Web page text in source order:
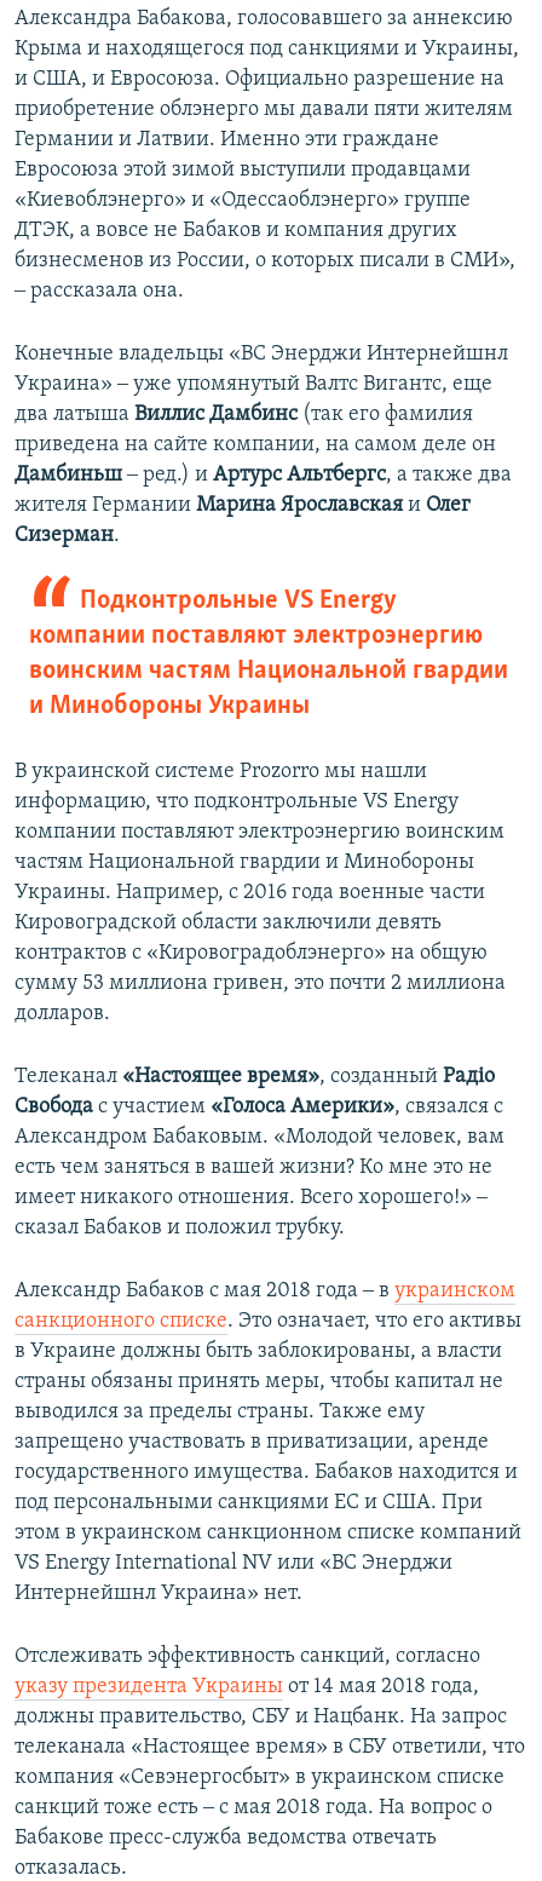
Александра Бабакова, голосовавшего за аннексию
Крыма и находящегося под санкциями и Украины,
и США, и Евросоюза. Официально разрешение на
приобретение облэнерго мы давали пяти жителям
Германии и Латвии. Именно эти граждане
Евросоюза этой зимой выступили продавцами
«Киевоблэнерго» и «Одессаоблэнерго» группе
ДТЭК, а вовсе не Бабаков и компания других
бизнесменов из России, о которых писали в СМИ»,
‒ рассказала она.
Конечные владельцы «ВС Энерджи Интернейшнл
Украина» ‒ уже упомянутый Валтс Вигантс, еще
два латыша Виллис Дамбинс(так его фамилия
приведена на сайте компании, на самом деле он
Дамбиньш‒ ред.) и Артурс Альтбергс, а также два
жителя Германии Марина Ярославская и Олег
Сизерман.
Подконтрольные VS Energy
компании поставляют электроэнергию
воинским частям Национальной гвардии
и Минобороны Украины
В украинской системе Prozorro мы нашли
информацию, что подконтрольные VS Energy
компании поставляют электроэнергию воинским
частям Национальной гвардии и Минобороны
Украины. Например, с 2016 года военные части
Кировоградской области заключили девять
контрактов с «Кировоградоблэнерго» на общую
сумму 53 миллиона гривен, это почти 2 миллиона
долларов.
Телеканал «Настоящее время», созданный Радіо
Свобода с участием «Голоса Америки», связался с
Александром Бабаковым. «Молодой человек, вам
есть чем заняться в вашей жизни? Ко мне это не
имеет никакого отношения. Всего хорошего!» ‒
сказал Бабаков и положил трубку.
Александр Бабаков с мая 2018 года ‒ в украинском
санкционного списке. Это означает, что его активы
в Украине должны быть заблокированы, а власти
страны обязаны принять меры, чтобы капитал не
выводился за пределы страны. Также ему
запрещено участвовать в приватизации, аренде
государственного имущества. Бабаков находится и
под персональными санкциями ЕС и США. При
этом в украинском санкционном списке компаний
VS Energy International NV или «ВС Энерджи
Интернейшнл Украина» нет.
Отслеживать эффективность санкций, согласно
указу президента Украины от 14 мая 2018 года,
должны правительство, СБУ и Нацбанк. На запрос
телеканала «Настоящее время» в СБУ ответили, что
компания «Севэнергосбыт» в украинском списке
санкций тоже есть ‒ с мая 2018 года. На вопрос о
Бабакове пресс-служба ведомства отвечать
отказалась.